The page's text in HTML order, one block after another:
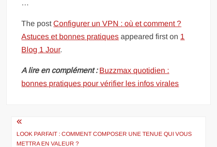
…
The postConfigurer un VPN : où et comment ?
Astuces et bonnes pratiques appeared first on 1
Blog 1 Jour.
A lire en complément : Buzzmax quotidien :
bonnes pratiques pour vérifier les infos virales
Navigation
de
LOOK PARFAIT : COMMENT COMPOSER UNE TENUE QUI VOUS
METTRA EN VALEUR ?